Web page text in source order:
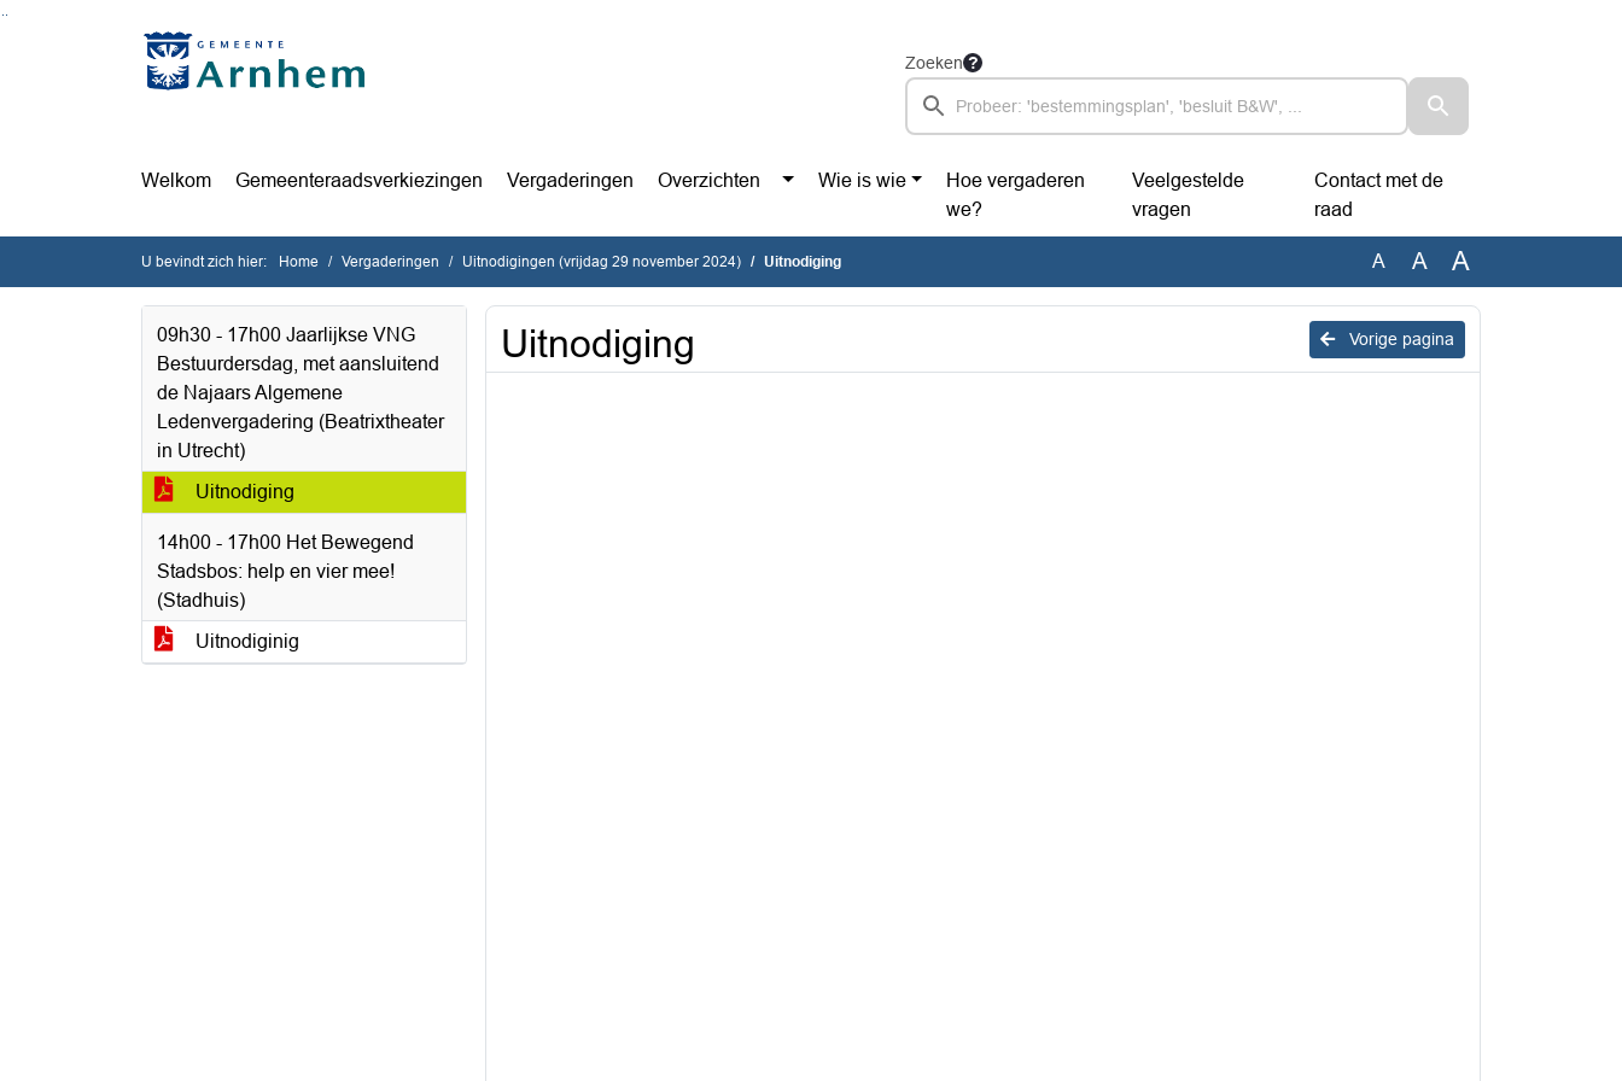
Ga naar de inhoud van deze pagina
Ga naar het zoeken
Ga naar het menu
Zoeken
Welkom Gemeenteraadsverkiezingen Vergaderingen Overzichten Wie is wie
Hoe vergaderen
we?
Veelgestelde
vragen
Contact met de
raad
U bevindt zich hier: Home Vergaderingen Uitnodigingen (vrijdag 29 november 2024) Uitnodiging A A A
09h30 - 17h00 Jaarlijkse VNG
Bestuurdersdag, met aansluitend
de Najaars Algemene
Ledenvergadering (Beatrixtheater
in Utrecht)
Uitnodiging
14h00 - 17h00 Het Bewegend
Stadsbos: help en vier mee!
(Stadhuis)
Uitnodiginig
Vorige pagina
Uitnodiging